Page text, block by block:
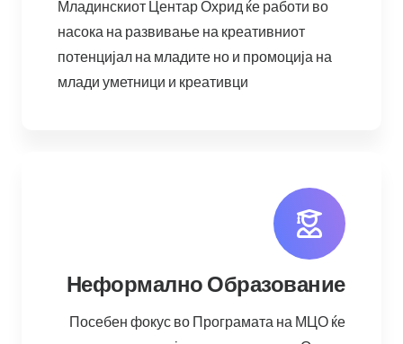
Младинскиот Центар Охрид ќе работи во
насока на развивање на креативниот
потенцијал на младите но и промоција на
млади уметници и креативци
Неформално Образование
Посебен фокус во Програмата на МЦО ќе